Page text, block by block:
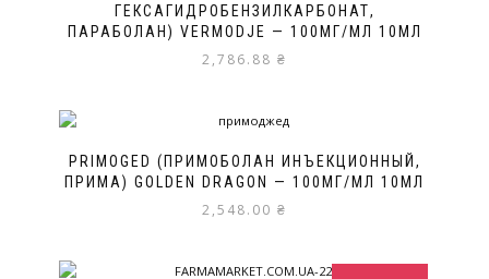
ГЕКСАГИДРОБЕНЗИЛКАРБОНАТ,
ПАРАБОЛАН) VERMODJE — 100МГ/МЛ 10МЛ
2,786.88 ₴
PRIMOGED (ПРИМОБОЛАН ИНЪЕКЦИОННЫЙ,
ПРИМА) GOLDEN DRAGON — 100МГ/МЛ 10МЛ
2,548.00 ₴